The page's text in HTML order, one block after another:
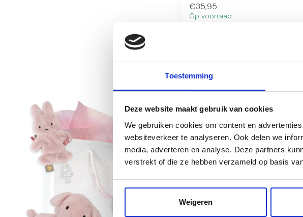
Toestemming
Deze website maakt gebruik van cookies
We gebruiken cookies om content en
websiteverkeer te analyseren. Ook delen we
media, adverteren en analyse. Deze partners
verstrekt of die ze hebben verzameld op basis
Weigeren
€35,95
Op voorraad
Nijntje kraamcadeau
Ben je op zoek naar een
een mooie combinatie van
Waarom kiezen voor
Kraamcadeau pakketten
Geschikt voor ieder budget
Met zorg samengesteld en
Inclusief persoonlijk kaartje